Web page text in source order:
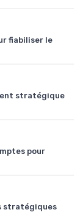
fiabiliser le
stratégique
pour
stratégiques